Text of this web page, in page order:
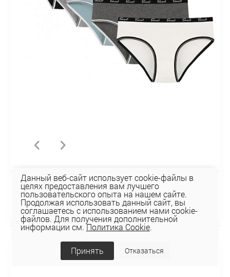
Трусы 3132PD3
10,94 руб
Данный веб-сайт использует cookie-файлы в
целях предоставления вам лучшего
пользовательского опыта на нашем сайте.
Продолжая использовать данный сайт, вы
соглашаетесь с использованием нами cookie-
файлов. Для получения дополнительной
информации см.Политика Cookie.
Принять Отказаться